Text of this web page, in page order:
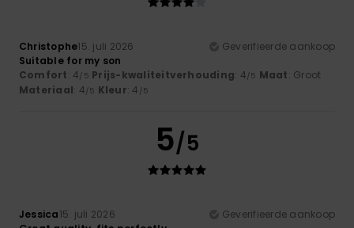
Christophe15. juli 2026
Geverifieerde aankoop
Suitable for my son
Comfort: 4/5 Prijs-kwaliteitverhouding: 4/5 Maat: Groot
Materiaal: 4/5 Kleur: 4 /5
5/5
Jessica15. juli 2026
Geverifieerde aankoop